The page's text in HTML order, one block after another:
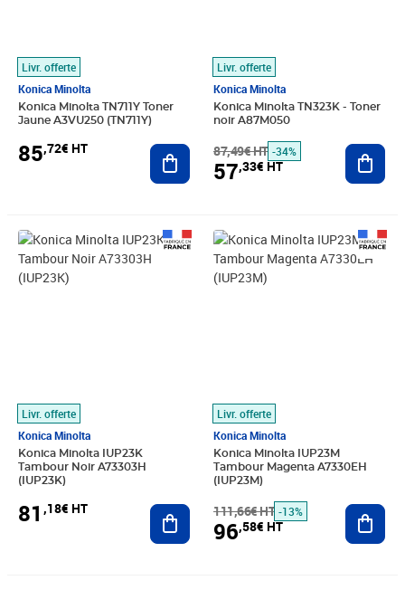
Livr. offerte
Konica Minolta
Konica Minolta TN711Y Toner
Jaune A3VU250 (TN711Y)
85,72€ HT Ajouter au panier
Livr. offerte
Konica Minolta
Konica Minolta TN323K - Toner
noir A87M050
87,49€ HT -34%
57,33€ HT
Livr. offerte
Konica Minolta
Konica Minolta IUP23K
Tambour Noir A73303H
(IUP23K)
81 ,18€ HT
Prix 81,18€ HT
Ajouter au panier
Livr. offerte
Konica Minolta
Konica Minolta IUP23M
Tambour Magenta A7330EH
(IUP23M)
111,66€ HT
Prix barré 111,66€ HT
-13%
96,58€ HT
Prix 96,58€ HT